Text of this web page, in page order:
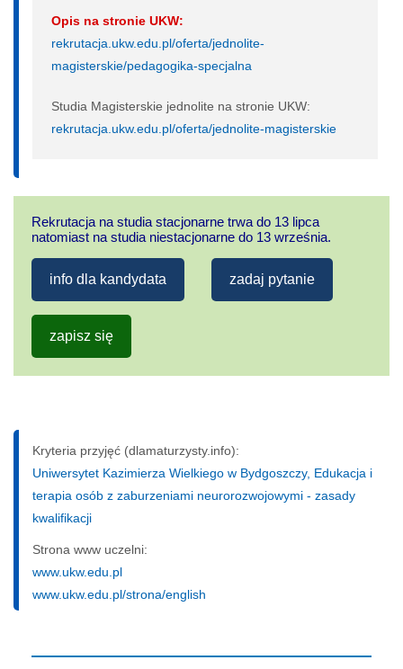
Opis na stronie UKW:
rekrutacja.ukw.edu.pl/oferta/jednolite-
magisterskie/pedagogika-specjalna
Studia Magisterskie jednolite na stronie UKW:
rekrutacja.ukw.edu.pl/oferta/jednolite-magisterskie
Rekrutacja na studia stacjonarne trwa do 13 lipca
natomiast na studia niestacjonarne do 13 września.
info dla kandydata zadaj pytanie
zapisz się
Kryteria przyjęć (dlamaturzysty.info):
Uniwersytet Kazimierza Wielkiego w Bydgoszczy, Edukacja i
terapia osób z zaburzeniami neurorozwojowymi - zasady
kwalifikacji
Strona www uczelni:
www.ukw.edu.pl
www.ukw.edu.pl/strona/english